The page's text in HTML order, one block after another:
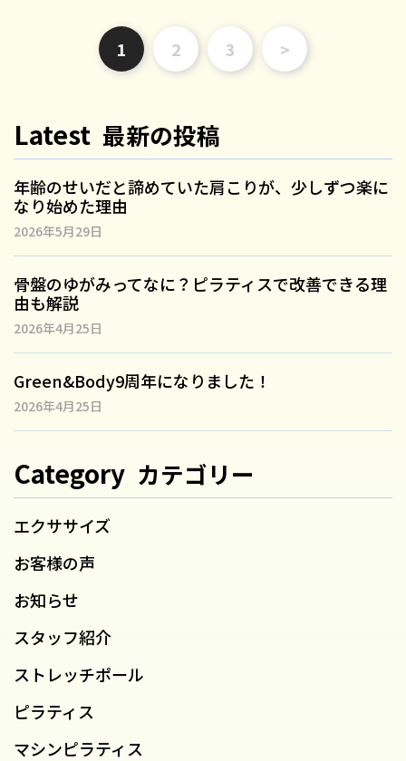
1 2 3 >
Latest 最新の投稿
年齢のせいだと諦めていた肩こりが、少しずつ楽に
なり始めた理由
2026年5月29日
骨盤のゆがみってなに？ピラティスで改善できる理
由も解説
2026年4月25日
Green&Body9周年になりました！
2026年4月25日
Category カテゴリー
エクササイズ
お客様の声
お知らせ
スタッフ紹介
ストレッチポール
ピラティス
マシンピラティス